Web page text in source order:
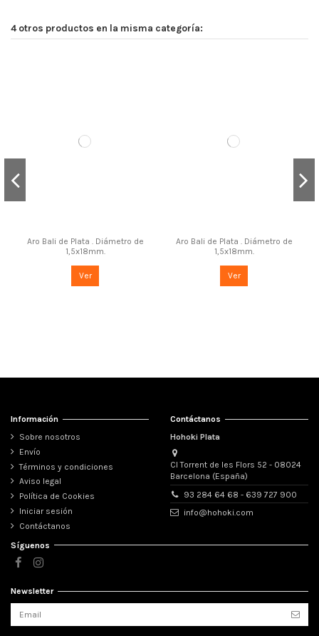
4 otros productos en la misma categoría:
Aro Bali de Plata . Diámetro de
1,5x18mm.
Ver
Aro Bali de Plata . Diámetro de
1,5x18mm.
Ver
Aro Bali de Plata . Diámetro de
Aros Bali de Plata . Diámetro de
1,5x40mm.
Información
Sobre nosotros
Envío
Términos y condiciones
Aviso legal
Política de Cookies
Iniciar sesión
Contáctanos
Contáctanos
Hohoki Plata
Cl Torrent de les Flors 52 - 08024
Barcelona (España)
93 284 64 68 - 639 727 900
info@hohoki.com
Síguenos
Newsletter